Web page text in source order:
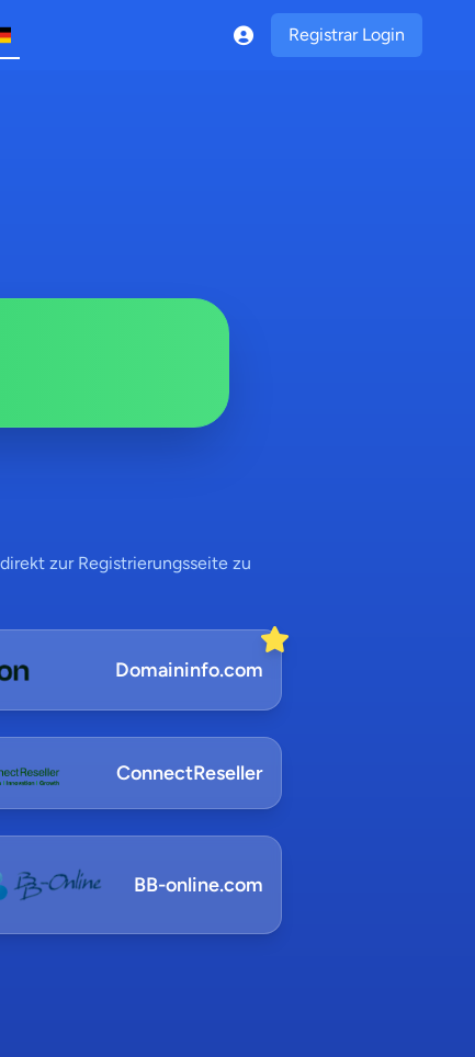
Registrar Login
zur Registrierungsseite zu
Domaininfo.com
ConnectReseller
BB-online.com